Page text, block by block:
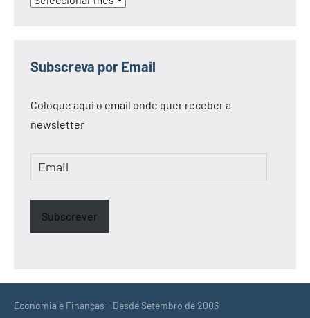
Subscreva por Email
Coloque aqui o email onde quer receber a
newsletter
Email
Subscrever
Economia e Finanças - Desde Setembro de 2006